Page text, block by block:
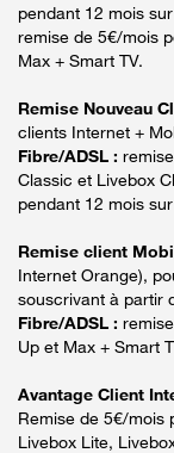
pendant 12 mois
remise de 5€/mois
Max + Smart TV.
Remise Nouveau
clients Internet +
Fibre/ADSL :
Classic et Livebox
pendant 12 mois
Remise client
Internet Orange),
souscrivant à partir
Fibre/ADSL :
Up et Max + Smart
Avantage Client
Remise de 5€/mois
Livebox Lite,